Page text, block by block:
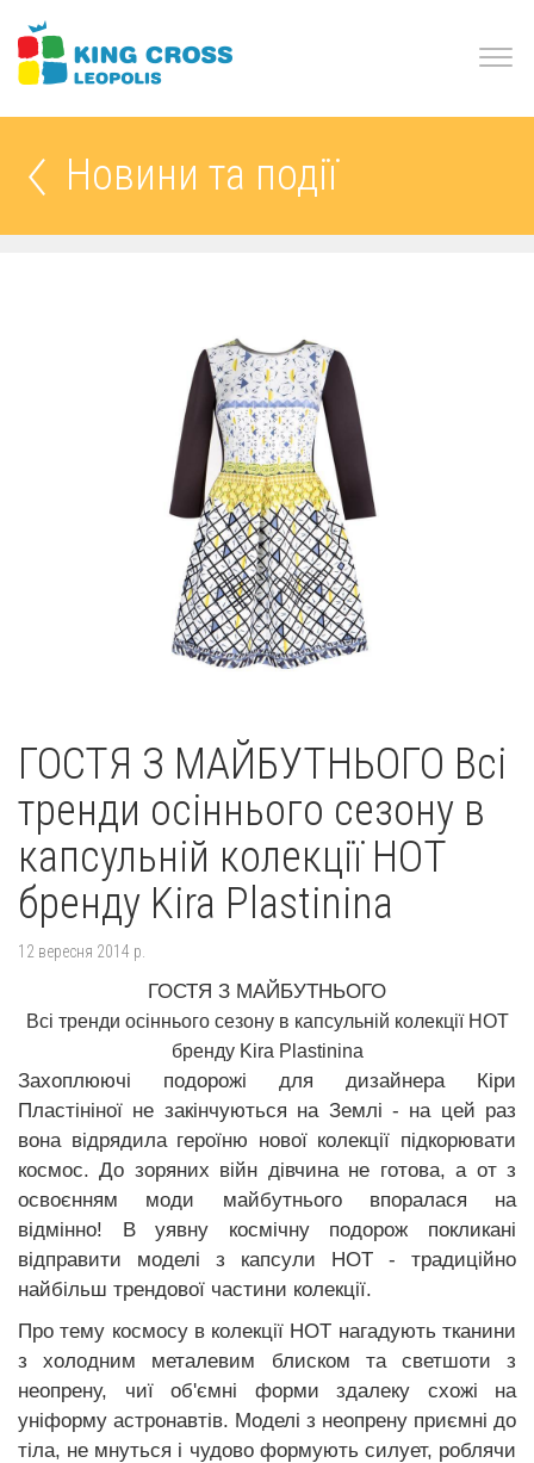
Новини та події
ГОСТЯ З МАЙБУТНЬОГО Всі
тренди осіннього сезону в
капсульній колекції HOT
бренду Kira Plastinina
12 вересня 2014 р.
ГОСТЯ З МАЙБУТНЬОГО
Всі тренди осіннього сезону в капсульній колекції HOT
бренду Kira Plastinina
Захоплюючі подорожі для дизайнера Кіри
Пластініної не закінчуються на Землі - на цей раз
вона відрядила героїню нової колекції підкорювати
космос. До зоряних війн дівчина не готова, а от з
освоєнням моди майбутнього впоралася на
відмінно! В уявну космічну подорож покликані
відправити моделі з капсули HOT - традиційно
найбільш трендової частини колекції.
Про тему космосу в колекції HOT нагадують тканини
з холодним металевим блиском та светшоти з
неопрену, чиї об'ємні форми здалеку схожі на
уніформу астронавтів. Моделі з неопрену приємні до
тіла, не мнуться і чудово формують силует, роблячи